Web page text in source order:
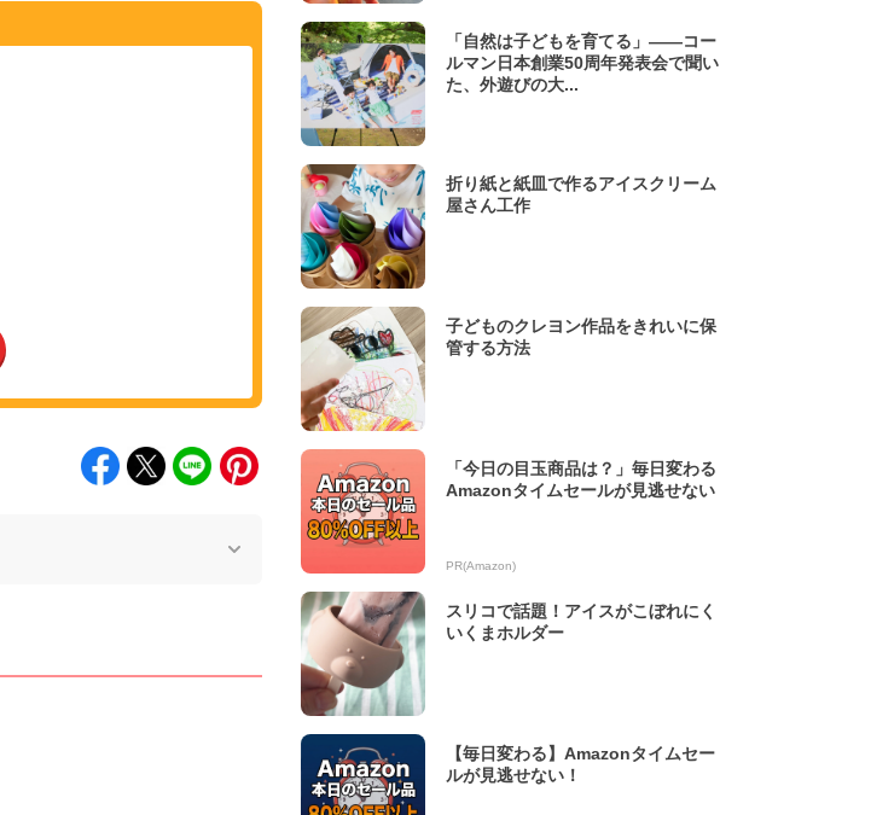
「自然は子どもを育てる」——コー
ルマン日本創業50周年発表会で聞い
た、外遊びの大...
折り紙と紙皿で作るアイスクリーム
屋さん工作
子どものクレヨン作品をきれいに保
管する方法
「今日の目玉商品は？」毎日変わる
Amazonタイムセールが見逃せない
PR(Amazon)
スリコで話題！アイスがこぼれにく
いくまホルダー
【毎日変わる】Amazonタイムセー
ルが見逃せない！